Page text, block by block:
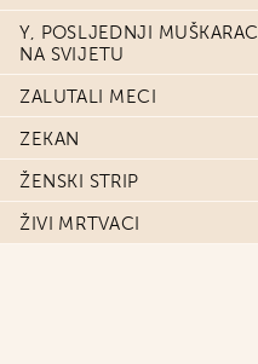
Y, POSLJEDNJI MUŠKARAC
NA SVIJETU
ZALUTALI MECI
ZEKAN
ŽENSKI STRIP
ŽIVI MRTVACI